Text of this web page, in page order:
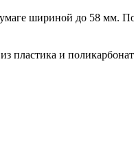
шириной до 58 мм.
пластика и